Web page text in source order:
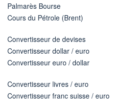
Palmarès Bourse
Cours du Pétrole (Brent)
Convertisseur de devises
Convertisseur dollar / euro
Convertisseur euro / dollar
Convertisseur livres / euro
Convertisseur franc suisse / euro